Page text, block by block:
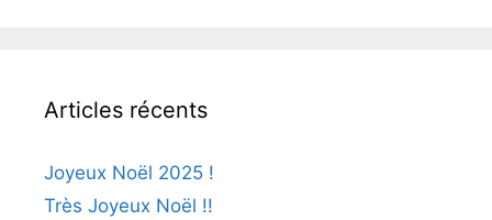
Articles récents
Joyeux Noël 2025 !
Très Joyeux Noël !!